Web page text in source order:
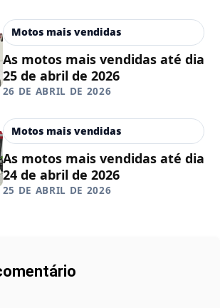
Motos mais vendidas
As motos mais vendidas até dia
25 de abril de 2026
26 DE ABRIL DE 2026
Motos mais vendidas
As motos mais vendidas até dia
24 de abril de 2026
25 DE ABRIL DE 2026